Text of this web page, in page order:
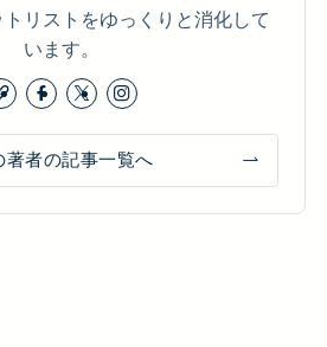
リストをゆっくりと消化して
います。
著者の記事一覧へ